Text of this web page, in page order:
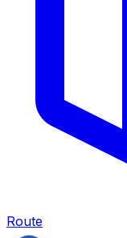
Route